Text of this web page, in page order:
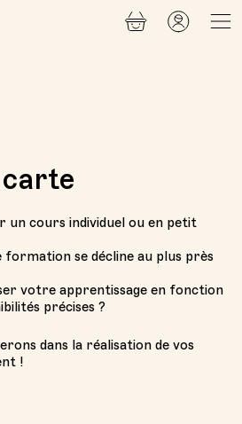
un cours individuel ou en petit
formation se décline au plus près
votre apprentissage en fonction
précises ?
dans la réalisation de vos
!
Panier
Mon